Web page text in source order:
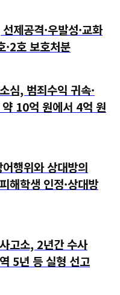
제공격·우발성·교화
·2호 보호처분
심, 범죄수익 귀속·
10억 원에서 4억 원
행위와 상대방의
해학생 인정·상대방
고소, 2년간 수사
5년 등 실형 선고